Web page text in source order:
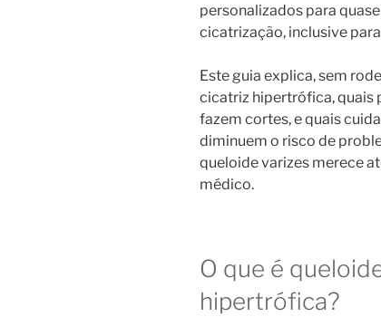
personalizados para
cicatrização, inclusive
Este guia explica, sem
cicatriz hipertrófica, quais
fazem cortes, e quais
diminuem o risco de
queloide varizes merece
médico.
O que é
hipertrófica?